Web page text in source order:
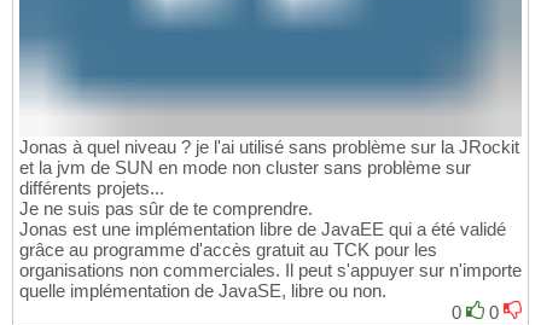
Jonas à quel niveau ? je l'ai utilisé sans problème sur la JRockit
et la jvm de SUN en mode non cluster sans problème sur
différents projets...
Je ne suis pas sûr de te comprendre.
Jonas est une implémentation libre de JavaEE qui a été validé
grâce au programme d'accès gratuit au TCK pour les
organisations non commerciales. Il peut s'appuyer sur n'importe
quelle implémentation de JavaSE, libre ou non.
0
0